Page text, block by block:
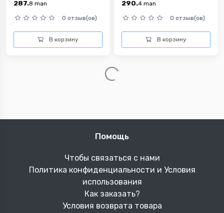
287.8 man
0 отзыв(ов)
В корзину
290.4 man
0 отзыв(ов)
В корзину
Помощь
Чтобы связаться с нами
Политика конфиденциальности и Условия
использования
Как заказать?
Условия возврата товара